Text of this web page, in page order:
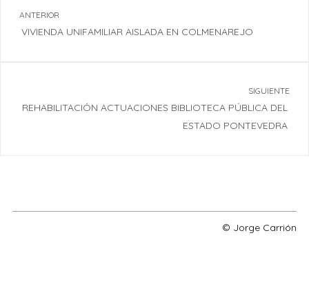
ANTERIOR
VIVIENDA UNIFAMILIAR AISLADA EN COLMENAREJO
SIGUIENTE
REHABILITACIÓN ACTUACIONES BIBLIOTECA PÚBLICA DEL
ESTADO PONTEVEDRA
© Jorge Carrión